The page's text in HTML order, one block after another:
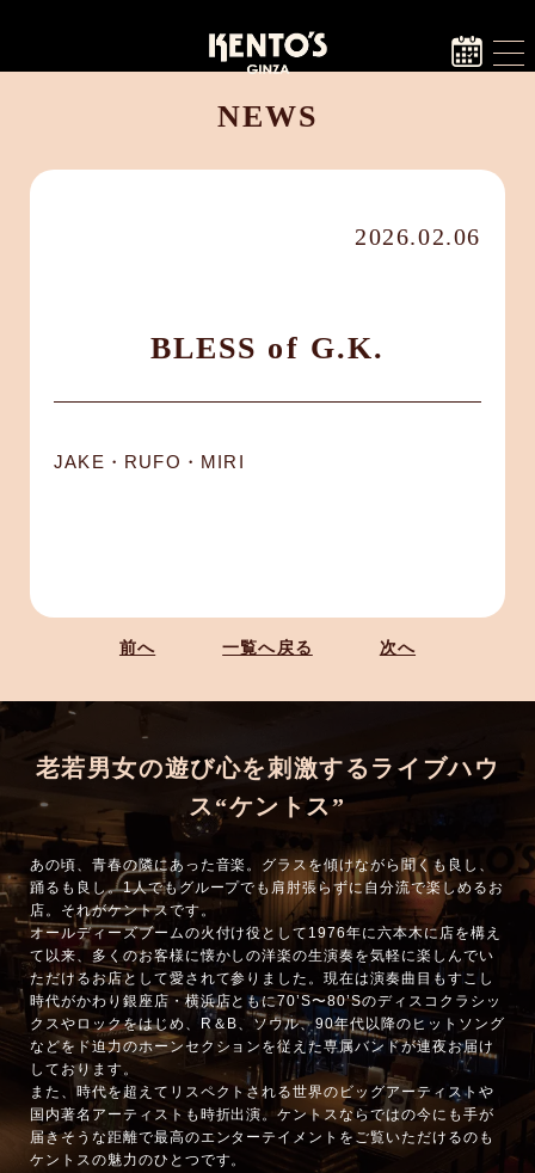
NEWS
2026.02.06
BLESS of G.K.
JAKE・RUFO・MIRI
前へ 一覧へ戻る 次へ
老若男女の遊び心を刺激するライブハウ
ス“ケントス”
あの頃、青春の隣にあった音楽。グラスを傾けながら聞くも良し、
踊るも良し。1人でもグループでも肩肘張らずに自分流で楽しめるお
店。それがケントスです。
オールディーズブームの火付け役として1976年に六本木に店を構え
て以来、多くのお客様に懐かしの洋楽の生演奏を気軽に楽しんでい
ただけるお店として愛されて参りました。現在は演奏曲目もすこし
時代がかわり銀座店・横浜店ともに70’S〜80’Sのディスコクラシッ
クスやロックをはじめ、R＆B、ソウル、90年代以降のヒットソング
などをド迫力のホーンセクションを従えた専属バンドが連夜お届け
しております。
また、時代を超えてリスペクトされる世界のビッグアーティストや
国内著名アーティストも時折出演。ケントスならではの今にも手が
届きそうな距離で最高のエンターテイメントをご覧いただけるのも
ケントスの魅力のひとつです。